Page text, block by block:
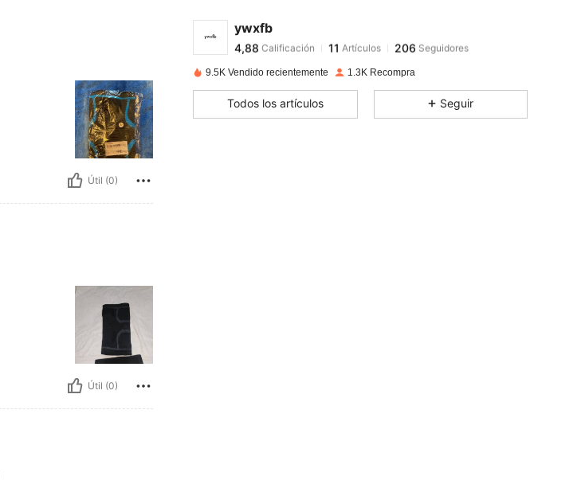
Útil (0)
Útil (0)
ywxfb
4,88
b***spagó Hace 1 día
9.5K Vendido recientemente 1.3K Recompra
Todos los artículos Seguir